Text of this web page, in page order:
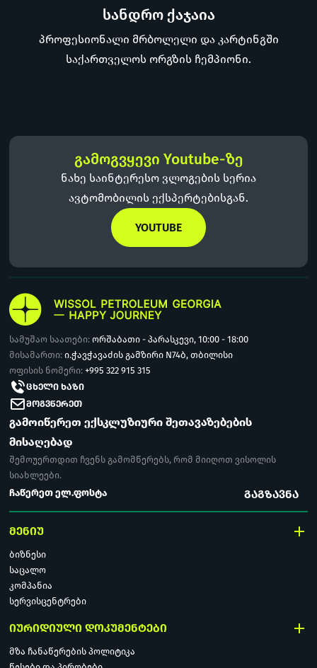
სანდრო ქაჯაია
პროფესიონალი მრბოლელი და კარტინგში
საქართველოს ორგზის ჩემპიონი.
გამოგვყევი Youtube-ზე
ნახე საინტერესო ვლოგების სერია
ავტომობილის ექსპერტებისგან.
YOUTUBE
სამუშაო საათები: ორშაბათი - პარასკევი, 10:00 - 18:00
მისამართი: ი.ჭავჭავაძის გამზირი N74ბ, თბილისი
ოფისის ნომერი: +995 322 915 315
ᲪᲮᲔᲚᲘ ᲮᲐᲖᲘ
ᲛᲝᲒᲕᲬᲔᲠᲔᲗ
ᲛᲔᲜᲘᲣ
ბიზნესი
საცალო
კომპანია
სერვისცენტრები
ᲘᲣᲠᲘᲓᲘᲣᲚᲘ ᲓᲝᲙᲣᲛᲔᲜᲢᲔᲑᲘ
მზა ჩანაწერების პოლიტიკა
გამოიწერეთ ექსკლუზიური შეთავაზებების
მისაღებად
შემოუერთდით ჩვენს გამომწერებს, რომ მიიღოთ ვისოლის
სიახლეები.
ᲒᲐᲒᲖᲐᲕᲜᲐ